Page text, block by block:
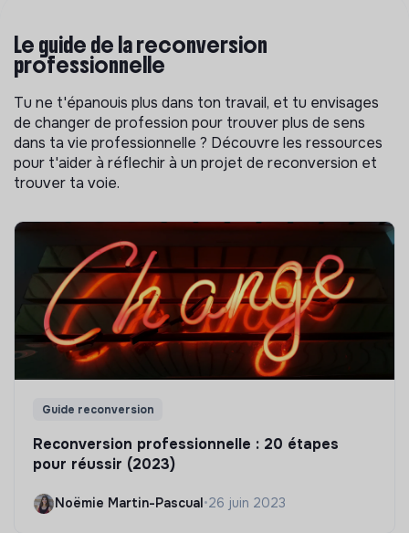
Le guide de la reconversion
professionnelle
Tu ne t'épanouis plus dans ton travail, et tu envisages
de changer de profession pour trouver plus de sens
dans ta vie professionnelle ? Découvre les ressources
pour t'aider à réflechir à un projet de reconversion et
trouver ta voie.
Guide reconversion
Reconversion professionnelle : 20 étapes
pour réussir (2023)
Noëmie Martin-Pascual •26 juin 2023